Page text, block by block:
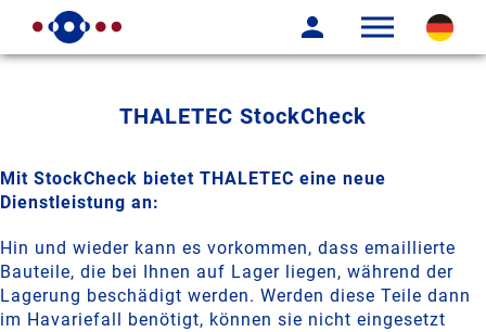
THALETEC StockCheck
Mit StockCheck bietet THALETEC eine neue
Dienstleistung an:
Hin und wieder kann es vorkommen, dass emaillierte
Bauteile, die bei Ihnen auf Lager liegen, während der
Lagerung beschädigt werden. Werden diese Teile dann
im Havariefall benötigt, können sie nicht eingesetzt